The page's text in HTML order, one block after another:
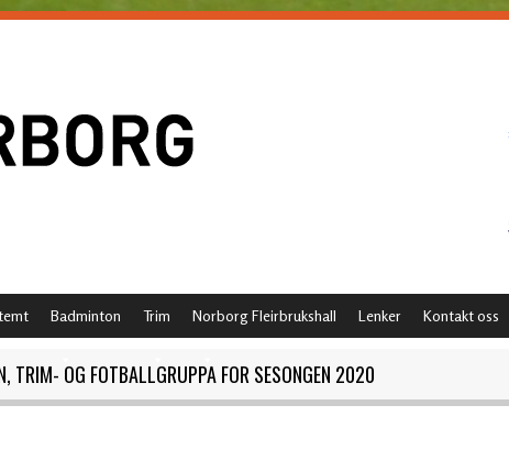
Badminton Trim Norborg Fleirbrukshall Lenker Kontakt oss
TRIM- OG FOTBALLGRUPPA FOR SESONGEN 2020